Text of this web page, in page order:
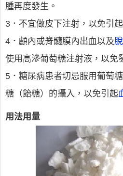
腫再度發生。
3．不宜做皮下注射，以免引
4．顱內或脊髓膜內出血以及
使用高滲葡萄糖注射液，以免
5．糖尿病患者切忌服用葡萄
糖（飴糖）的攝入，以免引起
用法用量